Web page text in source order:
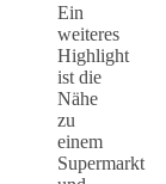
Ein
weiteres
Highlight
ist die
Nähe
zu
einem
Supermarkt